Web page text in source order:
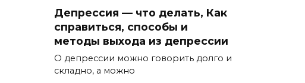
Депрессия — что делать, Как
справиться, способы и
методы выхода из депрессии
О депрессии можно говорить долго и
складно, а можно